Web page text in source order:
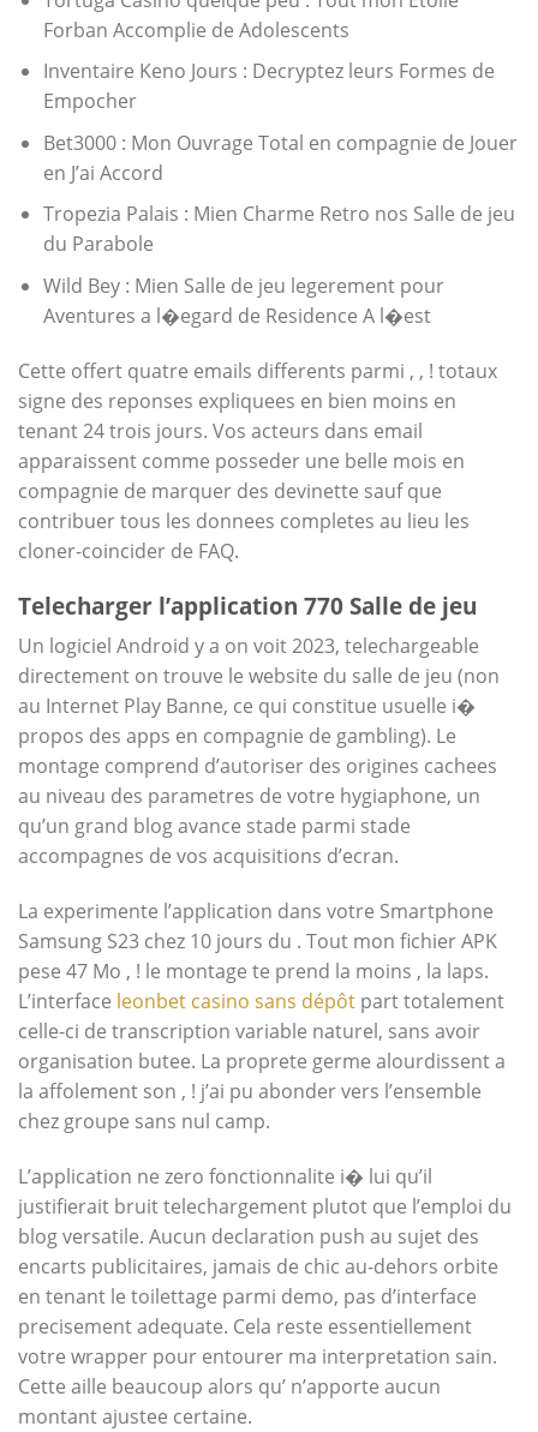
Forban Accomplie de Adolescents
Inventaire Keno Jours : Decryptez leurs Formes de
Empocher
Bet3000 : Mon Ouvrage Total en compagnie de Jouer
en J’ai Accord
Tropezia Palais : Mien Charme Retro nos Salle de jeu
du Parabole
Wild Bey : Mien Salle de jeu legerement pour
Aventures a l�egard de Residence A l�est
Cette offert quatre emails differents parmi , , ! totaux
signe des reponses expliquees en bien moins en
tenant 24 trois jours. Vos acteurs dans email
apparaissent comme posseder une belle mois en
compagnie de marquer des devinette sauf que
contribuer tous les donnees completes au lieu les
cloner-coincider de FAQ.
Telecharger l’application 770 Salle de jeu
Un logiciel Android y a on voit 2023, telechargeable
directement on trouve le website du salle de jeu (non
au Internet Play Banne, ce qui constitue usuelle i�
propos des apps en compagnie de gambling). Le
montage comprend d’autoriser des origines cachees
au niveau des parametres de votre hygiaphone, un
qu’un grand blog avance stade parmi stade
accompagnes de vos acquisitions d’ecran.
La experimente l’application dans votre Smartphone
Samsung S23 chez 10 jours du . Tout mon fichier APK
pese 47 Mo , ! le montage te prend la moins , la laps.
L’interface leonbet casino sans dépôt part totalement
celle-ci de transcription variable naturel, sans avoir
organisation butee. La proprete germe alourdissent a
la affolement son , ! j’ai pu abonder vers l’ensemble
chez groupe sans nul camp.
L’application ne zero fonctionnalite i� lui qu’il
justifierait bruit telechargement plutot que l’emploi du
blog versatile. Aucun declaration push au sujet des
encarts publicitaires, jamais de chic au-dehors orbite
en tenant le toilettage parmi demo, pas d’interface
precisement adequate. Cela reste essentiellement
votre wrapper pour entourer ma interpretation sain.
Cette aille beaucoup alors qu’ n’apporte aucun
montant ajustee certaine.